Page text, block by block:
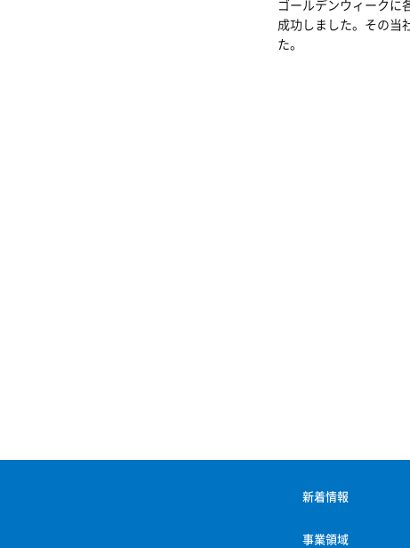
ゴールデンウィークに
成功しました。その当
た。
新着情報
事業領域